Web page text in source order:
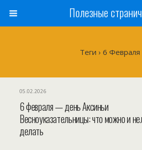
Полезные
Теги › 6 Февраля
05.02.2026
6 февраля — день Аксиньи
Весноуказательницы: что можно и
делать